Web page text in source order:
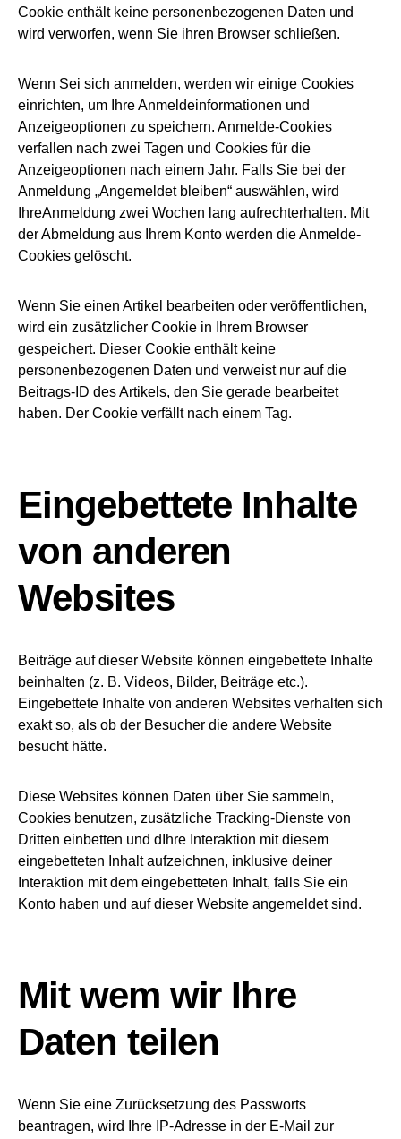
Cookie enthält keine personenbezogenen Daten und
wird verworfen, wenn Sie ihren Browser schließen.
Wenn Sei sich anmelden, werden wir einige Cookies
einrichten, um Ihre Anmeldeinformationen und
Anzeigeoptionen zu speichern. Anmelde-Cookies
verfallen nach zwei Tagen und Cookies für die
Anzeigeoptionen nach einem Jahr. Falls Sie bei der
Anmeldung „Angemeldet bleiben“ auswählen, wird
IhreAnmeldung zwei Wochen lang aufrechterhalten. Mit
der Abmeldung aus Ihrem Konto werden die Anmelde-
Cookies gelöscht.
Wenn Sie einen Artikel bearbeiten oder veröffentlichen,
wird ein zusätzlicher Cookie in Ihrem Browser
gespeichert. Dieser Cookie enthält keine
personenbezogenen Daten und verweist nur auf die
Beitrags-ID des Artikels, den Sie gerade bearbeitet
haben. Der Cookie verfällt nach einem Tag.
Eingebettete Inhalte
von anderen
Websites
Beiträge auf dieser Website können eingebettete Inhalte
beinhalten (z. B. Videos, Bilder, Beiträge etc.).
Eingebettete Inhalte von anderen Websites verhalten sich
exakt so, als ob der Besucher die andere Website
besucht hätte.
Diese Websites können Daten über Sie sammeln,
Cookies benutzen, zusätzliche Tracking-Dienste von
Dritten einbetten und dIhre Interaktion mit diesem
eingebetteten Inhalt aufzeichnen, inklusive deiner
Interaktion mit dem eingebetteten Inhalt, falls Sie ein
Konto haben und auf dieser Website angemeldet sind.
Mit wem wir Ihre
Daten teilen
Wenn Sie eine Zurücksetzung des Passworts
beantragen, wird Ihre IP-Adresse in der E-Mail zur